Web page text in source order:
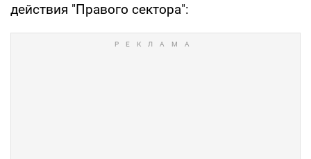
действия "Правого сектора":